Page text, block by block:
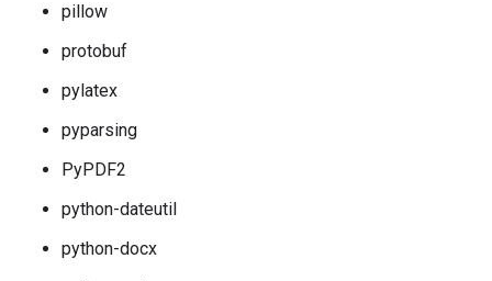
pillow
protobuf
pylatex
pyparsing
PyPDF2
python-dateutil
python-docx